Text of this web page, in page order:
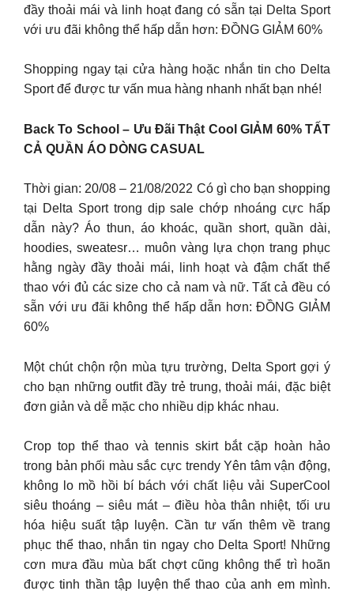
đầy thoải mái và linh hoạt đang có sẵn tại Delta Sport
với ưu đãi không thể hấp dẫn hơn: ĐỒNG GIẢM 60%
Shopping ngay tại cửa hàng hoặc nhắn tin cho Delta
Sport để được tư vấn mua hàng nhanh nhất bạn nhé!
Back To School – Ưu Đãi Thật Cool GIẢM 60% TẤT
CẢ QUẦN ÁO DÒNG CASUAL
Thời gian: 20/08 – 21/08/2022 Có gì cho bạn shopping
tại Delta Sport trong dịp sale chớp nhoáng cực hấp
dẫn này? Áo thun, áo khoác, quần short, quần dài,
hoodies, sweatesr… muôn vàng lựa chọn trang phục
hằng ngày đầy thoải mái, linh hoạt và đậm chất thể
thao với đủ các size cho cả nam và nữ. Tất cả đều có
sẵn với ưu đãi không thể hấp dẫn hơn: ĐỒNG GIẢM
60%
Một chút chộn rộn mùa tựu trường, Delta Sport gợi ý
cho bạn những outfit đầy trẻ trung, thoải mái, đặc biệt
đơn giản và dễ mặc cho nhiều dịp khác nhau.
Crop top thể thao và tennis skirt bắt cặp hoàn hảo
trong bản phối màu sắc cực trendy Yên tâm vận động,
không lo mồ hồi bí bách với chất liệu vải SuperCool
siêu thoáng – siêu mát – điều hòa thân nhiệt, tối ưu
hóa hiệu suất tập luyện. Cần tư vấn thêm về trang
phục thể thao, nhắn tin ngay cho Delta Sport! Những
cơn mưa đầu mùa bất chợt cũng không thể trì hoãn
được tinh thần tập luyện thể thao của anh em mình.